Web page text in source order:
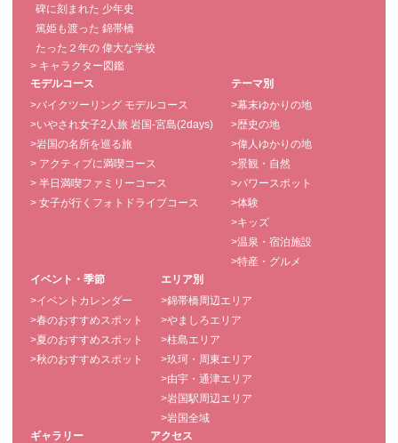
碑に刻まれた 少年史
篤姫も渡った 錦帯橋
たった２年の 偉大な学校
> キャラクター図鑑
モデルコース
>バイクツーリング モデルコース
>いやされ女子2人旅 岩国-宮島(2days)
>岩国の名所を巡る旅
> アクティブに満喫コース
> 半日満喫ファミリーコース
> 女子が行くフォトドライブコース
テーマ別
>幕末ゆかりの地
>歴史の地
>偉人ゆかりの地
>景観・自然
>パワースポット
>体験
>キッズ
>温泉・宿泊施設
>特産・グルメ
イベント・季節
>イベントカレンダー
>春のおすすめスポット
>夏のおすすめスポット
>秋のおすすめスポット
エリア別
>錦帯橋周辺エリア
>やましろエリア
>柱島エリア
>玖珂・周東エリア
>由宇・通津エリア
>岩国駅周辺エリア
>岩国全域
ギャラリー
アクセス